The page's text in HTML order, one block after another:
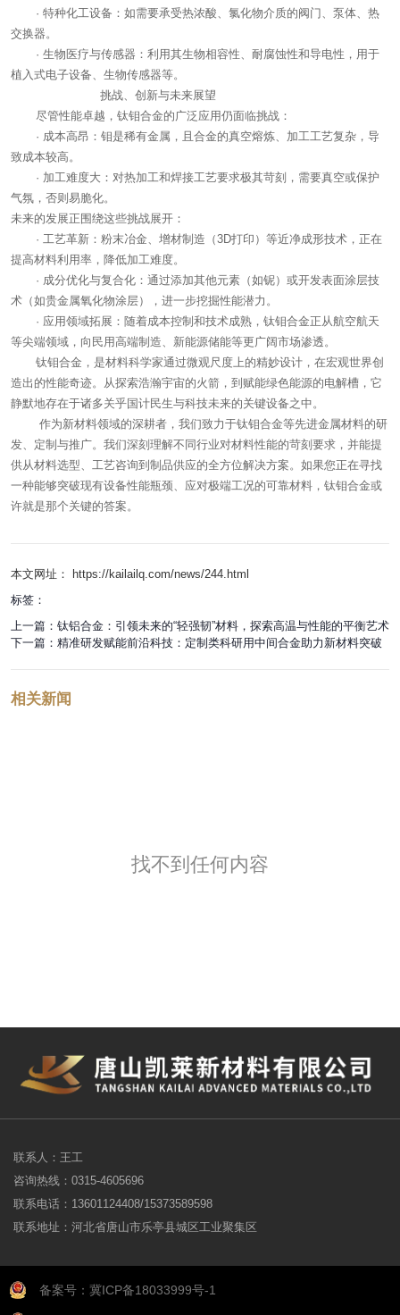
· 特种化工设备：如需要承受热浓酸、氯化物介质的阀门、泵体、热
交换器。
· 生物医疗与传感器：利用其生物相容性、耐腐蚀性和导电性，用于
植入式电子设备、生物传感器等。
挑战、创新与未来展望
尽管性能卓越，钛钼合金的广泛应用仍面临挑战：
· 成本高昂：钼是稀有金属，且合金的真空熔炼、加工工艺复杂，导
致成本较高。
· 加工难度大：对热加工和焊接工艺要求极其苛刻，需要真空或保护
气氛，否则易脆化。
未来的发展正围绕这些挑战展开：
· 工艺革新：粉末冶金、增材制造（3D打印）等近净成形技术，正在
提高材料利用率，降低加工难度。
· 成分优化与复合化：通过添加其他元素（如铌）或开发表面涂层技
术（如贵金属氧化物涂层），进一步挖掘性能潜力。
· 应用领域拓展：随着成本控制和技术成熟，钛钼合金正从航空航天
等尖端领域，向民用高端制造、新能源储能等更广阔市场渗透。
钛钼合金，是材料科学家通过微观尺度上的精妙设计，在宏观世界创
造出的性能奇迹。从探索浩瀚宇宙的火箭，到赋能绿色能源的电解槽，它
静默地存在于诸多关乎国计民生与科技未来的关键设备之中。
作为新材料领域的深耕者，我们致力于钛钼合金等先进金属材料的研
发、定制与推广。我们深刻理解不同行业对材料性能的苛刻要求，并能提
供从材料选型、工艺咨询到制品供应的全方位解决方案。如果您正在寻找
一种能够突破现有设备性能瓶颈、应对极端工况的可靠材料，钛钼合金或
许就是那个关键的答案。
本文网址： https://kailailq.com/news/244.html
标签：
上一篇： 钛铝合金：引领未来的“轻强韧”材料，探索高温与性能的平衡艺术
下一篇： 精准研发赋能前沿科技：定制类科研用中间合金助力新材料突破
相关新闻
找不到任何内容
联系人：王工
咨询热线：0315-4605696
联系电话：13601124408/15373589598
联系地址：河北省唐山市乐亭县城区工业聚集区
备案号：冀ICP备18033999号-1